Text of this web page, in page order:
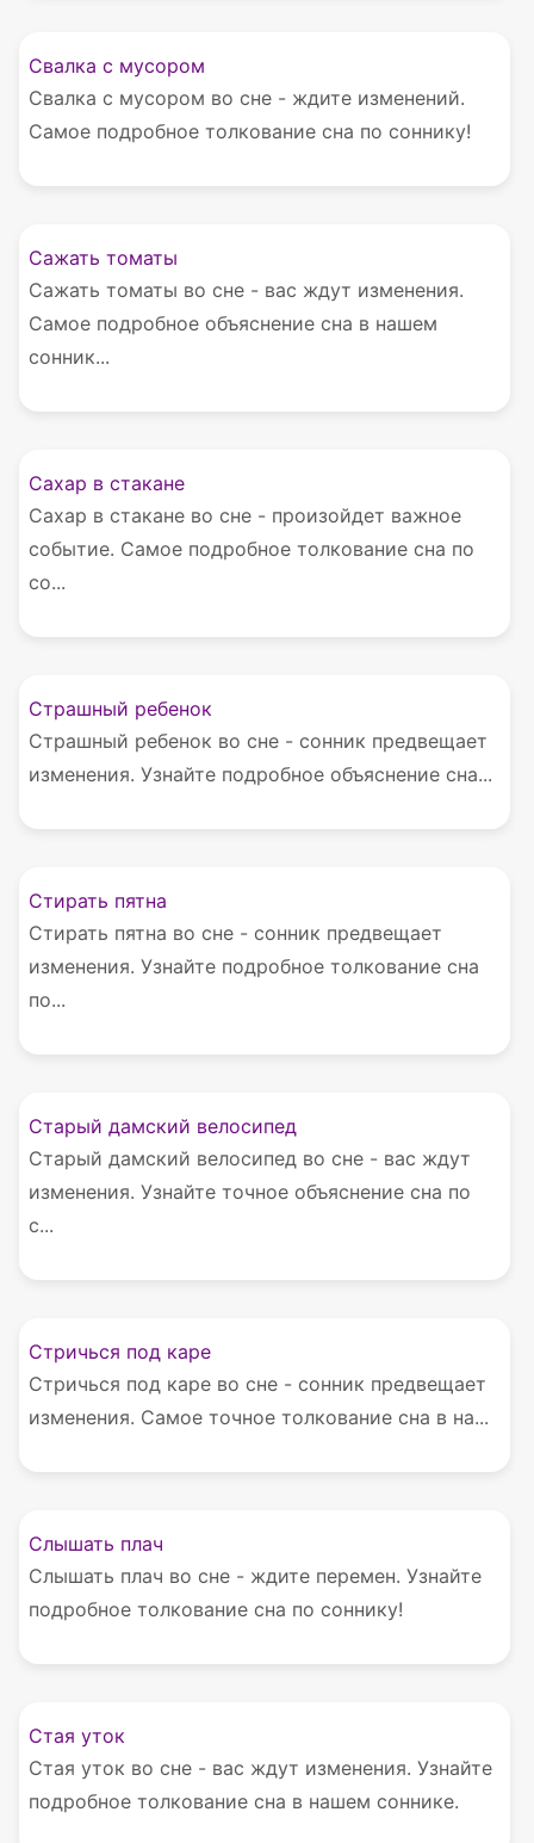
Свалка с мусором
Свалка с мусором во сне - ждите изменений.
Самое подробное толкование сна по соннику!
Сажать томаты
Сажать томаты во сне - вас ждут изменения.
Самое подробное объяснение сна в нашем
сонник...
Сахар в стакане
Сахар в стакане во сне - произойдет важное
событие. Самое подробное толкование сна по
со...
Страшный ребенок
Страшный ребенок во сне - сонник предвещает
изменения. Узнайте подробное объяснение сна...
Стирать пятна
Стирать пятна во сне - сонник предвещает
изменения. Узнайте подробное толкование сна
по...
Старый дамский велосипед
Старый дамский велосипед во сне - вас ждут
изменения. Узнайте точное объяснение сна по
с...
Стричься под каре
Стричься под каре во сне - сонник предвещает
изменения. Самое точное толкование сна в на...
Слышать плач
Слышать плач во сне - ждите перемен. Узнайте
подробное толкование сна по соннику!
Стая уток
Стая уток во сне - вас ждут изменения. Узнайте
подробное толкование сна в нашем соннике.